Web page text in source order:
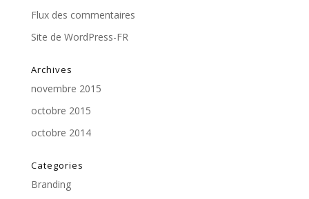
Flux des commentaires
Site de WordPress-FR
Archives
novembre 2015
octobre 2015
octobre 2014
Categories
Branding